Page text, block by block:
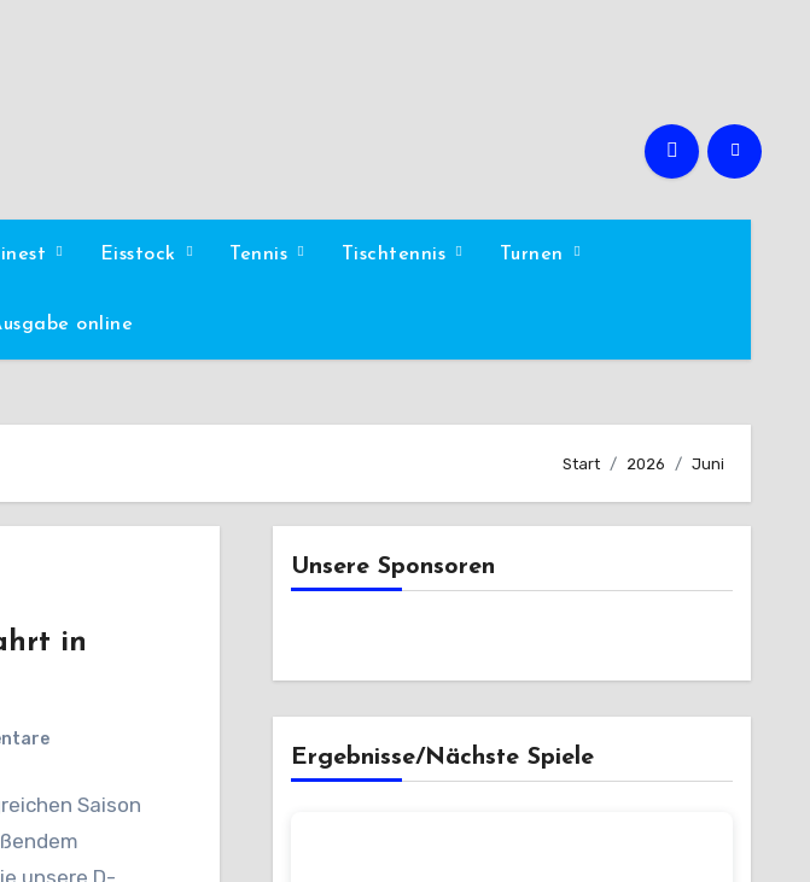
Eisstock Tennis Tischtennis Turnen
online
Start 2026 Juni
in
Saison
unsere D-
Unsere Sponsoren
Ergebnisse/Nächste Spiele